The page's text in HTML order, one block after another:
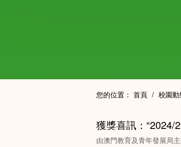
您的位置： 首頁 / 校園
獲獎喜訊：“2024/
由澳門教育及青年發展局